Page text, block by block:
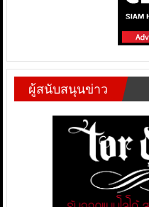
ผู้สนับสนุนข่าว